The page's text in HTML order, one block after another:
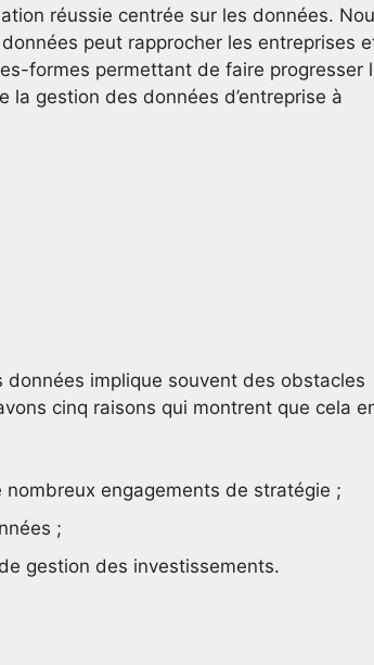
réussie centrée sur les données.
peut rapprocher les entreprises
formes permettant de faire progresser
gestion des données d’entreprise à
données implique souvent des obstacles
cinq raisons qui montrent que cela
nombreux engagements de stratégie ;
;
gestion des investissements.